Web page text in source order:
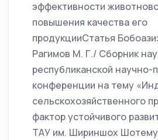
эффективности
повышения качества его
продукцииСтатья
Рагимов М. Г./ Сборник
республиканской научно-
конференции на тему
сельскохозяйственного
фактор устойчивого
ТАУ им. Шириншох